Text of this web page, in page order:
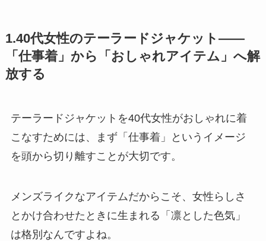
1.40代女性のテーラードジャケット——
「仕事着」から「おしゃれアイテム」へ解
放する
テーラードジャケットを40代女性がおしゃれに着
こなすためには、まず「仕事着」というイメージ
を頭から切り離すことが大切です。
メンズライクなアイテムだからこそ、女性らしさ
とかけ合わせたときに生まれる「凛とした色気」
は格別なんですよね。